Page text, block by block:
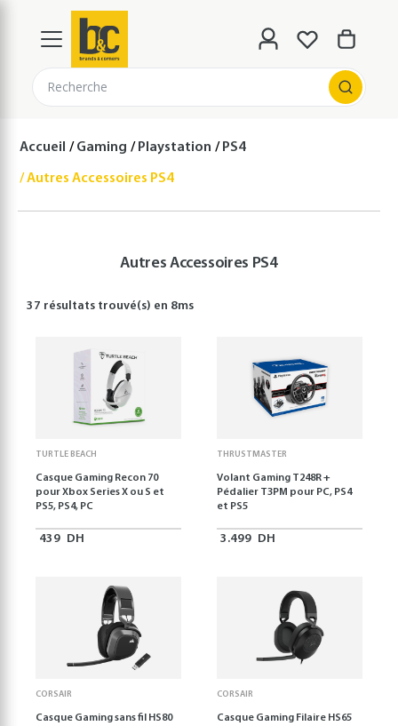
Recherche
Accueil Gaming Playstation PS4
Autres Accessoires PS4
Autres Accessoires PS4
37 résultats trouvé(s) en 8ms
TURTLE BEACH
Casque Gaming Recon 70
pour Xbox Series X ou S et
PS5, PS4, PC
439 DH
THRUSTMASTER
Volant Gaming T248R +
Pédalier T3PM pour PC, PS4
et PS5
3.499 DH
CORSAIR
Casque Gaming sans fil HS80
CORSAIR
Casque Gaming Filaire HS65